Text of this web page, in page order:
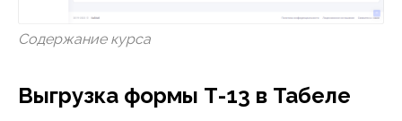
Содержание курса
Выгрузка формы Т-13 в Табеле